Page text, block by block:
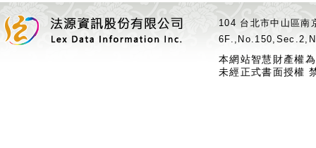
104 台北市中山區
本網站智慧財產權
未經正式書面授權